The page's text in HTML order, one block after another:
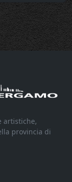
artistiche,
provincia di